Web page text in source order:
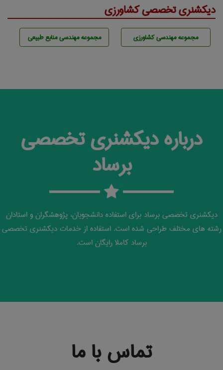
دیکشنری تخصصی کشاورزی
مجموعه مهندسی كشاورزی مجموعه مهندسی منابع طبيعی
درباره دیکشنری تخصصی
برساد
دیکشنری تخصصی برساد برای استفاده دانشجویان، پژوهشگران و استادان
رشته های مختلف طراحی شده است. استفاده از خدمات دیکشنری تخصصی
برساد کاملا رایگان است.
تماس با ما